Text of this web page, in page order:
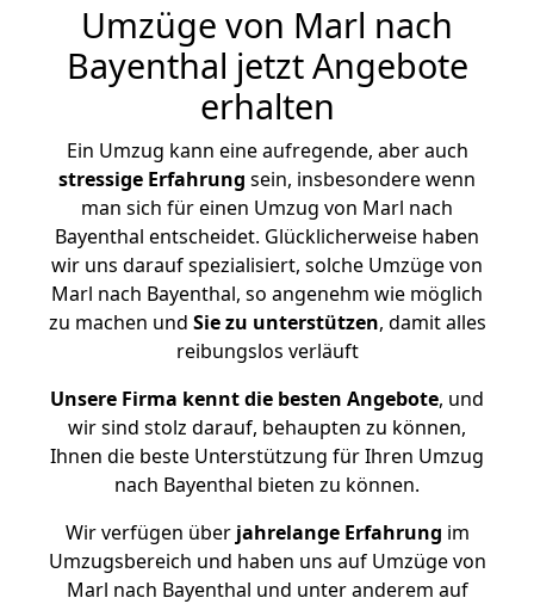
Umzüge von Marl nach
Bayenthal jetzt Angebote
erhalten
Ein Umzug kann eine aufregende, aber auch
stressige Erfahrung sein, insbesondere wenn
man sich für einen Umzug von Marl nach
Bayenthal entscheidet. Glücklicherweise haben
wir uns darauf spezialisiert, solche Umzüge von
Marl nach Bayenthal, so angenehm wie möglich
zu machen und Sie zu unterstützen, damit alles
reibungslos verläuft
Unsere Firma kennt die besten Angebote, und
wir sind stolz darauf, behaupten zu können,
Ihnen die beste Unterstützung für Ihren Umzug
nach Bayenthal bieten zu können.
Wir verfügen überjahrelange Erfahrung im
Umzugsbereich und haben uns auf Umzüge von
Marl nach Bayenthal und unter anderem auf